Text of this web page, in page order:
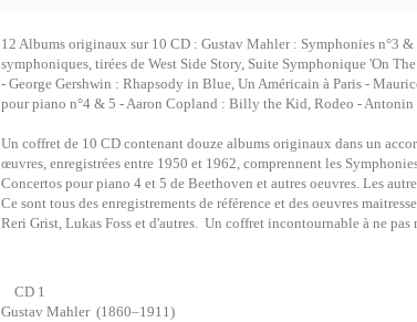
12 Albums originaux sur 10 CD : Gustav Mahler : Symphonies n°3
symphoniques, tirées de West Side Story, Suite Symphonique 'On
- George Gershwin : Rhapsody in Blue, Un Américain à Paris -
pour piano n°4 & 5 - Aaron Copland : Billy the Kid, Rodeo -
Un coffret de 10 CD contenant douze albums originaux dans un
œuvres, enregistrées entre 1950 et 1962, comprennent les
Concertos pour piano 4 et 5 de Beethoven et autres oeuvres. Les
Ce sont tous des enregistrements de référence et des oeuvres
Reri Grist, Lukas Foss et d'autres. Un coffret incontournable à ne pas
CD 1
Gustav Mahler (1860–1911)